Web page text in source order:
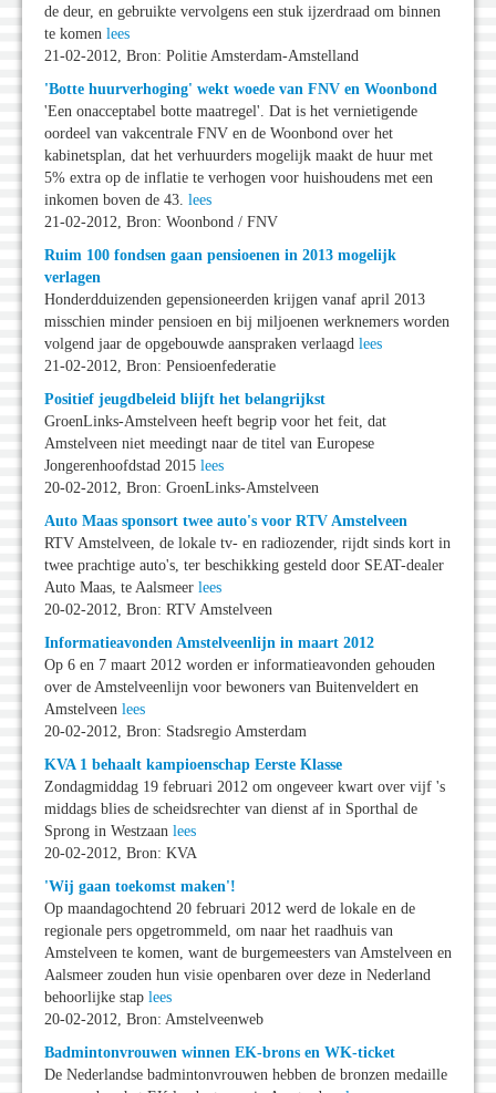
de deur, en gebruikte vervolgens een stuk ijzerdraad om binnen
te komen lees
21-02-2012, Bron: Politie Amsterdam-Amstelland
'Botte huurverhoging' wekt woede van FNV en Woonbond
'Een onacceptabel botte maatregel'. Dat is het vernietigende
oordeel van vakcentrale FNV en de Woonbond over het
kabinetsplan, dat het verhuurders mogelijk maakt de huur met
5% extra op de inflatie te verhogen voor huishoudens met een
inkomen boven de 43. lees
21-02-2012, Bron: Woonbond / FNV
Ruim 100 fondsen gaan pensioenen in 2013 mogelijk
verlagen
Honderdduizenden gepensioneerden krijgen vanaf april 2013
misschien minder pensioen en bij miljoenen werknemers worden
volgend jaar de opgebouwde aanspraken verlaagd lees
21-02-2012, Bron: Pensioenfederatie
Positief jeugdbeleid blijft het belangrijkst
GroenLinks-Amstelveen heeft begrip voor het feit, dat
Amstelveen niet meedingt naar de titel van Europese
Jongerenhoofdstad 2015 lees
20-02-2012, Bron: GroenLinks-Amstelveen
Auto Maas sponsort twee auto's voor RTV Amstelveen
RTV Amstelveen, de lokale tv- en radiozender, rijdt sinds kort in
twee prachtige auto's, ter beschikking gesteld door SEAT-dealer
Auto Maas, te Aalsmeer lees
20-02-2012, Bron: RTV Amstelveen
Informatieavonden Amstelveenlijn in maart 2012
Op 6 en 7 maart 2012 worden er informatieavonden gehouden
over de Amstelveenlijn voor bewoners van Buitenveldert en
Amstelveen lees
20-02-2012, Bron: Stadsregio Amsterdam
KVA 1 behaalt kampioenschap Eerste Klasse
Zondagmiddag 19 februari 2012 om ongeveer kwart over vijf 's
middags blies de scheidsrechter van dienst af in Sporthal de
Sprong in Westzaan lees
20-02-2012, Bron: KVA
'Wij gaan toekomst maken'!
Op maandagochtend 20 februari 2012 werd de lokale en de
regionale pers opgetrommeld, om naar het raadhuis van
Amstelveen te komen, want de burgemeesters van Amstelveen en
Aalsmeer zouden hun visie openbaren over deze in Nederland
behoorlijke stap lees
20-02-2012, Bron: Amstelveenweb
Badmintonvrouwen winnen EK-brons en WK-ticket
De Nederlandse badmintonvrouwen hebben de bronzen medaille